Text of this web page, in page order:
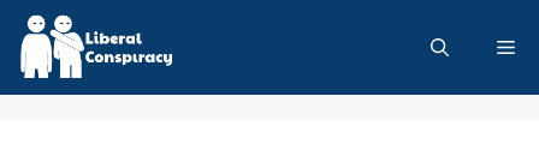
Skip
content